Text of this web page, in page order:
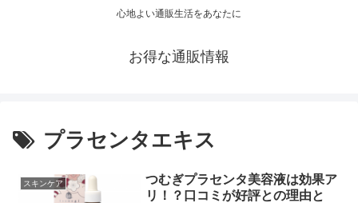
心地よい通販生活をあなたに
お得な通販情報
プラセンタエキス
スキンケア
つむぎプラセンタ美容液は効果ア
リ！？口コミが好評との理由と